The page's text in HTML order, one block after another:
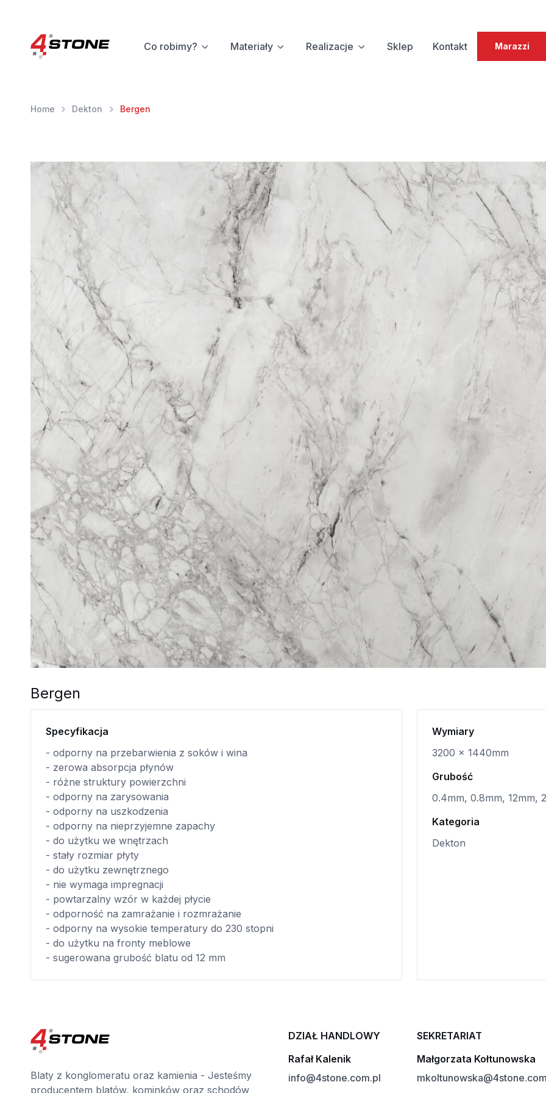
Co robimy? Materiały Realizacje Sklep Kontakt Marazzi
Home Dekton Bergen
Bergen
Specyfikacja
- odporny na przebarwienia z soków i wina
- zerowa absorpcja płynów
- różne struktury powierzchni
- odporny na zarysowania
- odporny na uszkodzenia
- odporny na nieprzyjemne zapachy
- do użytku we wnętrzach
- stały rozmiar płyty
- do użytku zewnętrznego
- nie wymaga impregnacji
- powtarzalny wzór w każdej płycie
- odporność na zamrażanie i rozmrażanie
- odporny na wysokie temperatury do 230 stopni
- do użytku na fronty meblowe
- sugerowana grubość blatu od 12 mm
Wymiary
3200 x 1440mm
Grubość
0.4mm, 0.8mm, 12mm,
Kategoria
Dekton
Blaty z konglomeratu oraz kamienia - Jesteśmy
producentem blatów, kominków oraz schodów
DZIAŁ HANDLOWY
Rafał Kalenik
info@4stone.com.pl
SEKRETARIAT
Małgorzata Kołtunowska